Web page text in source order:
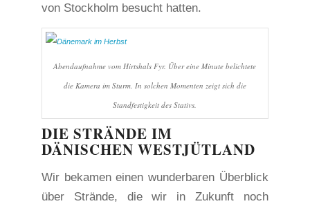
von Stockholm besucht hatten.
Abendaufnahme vom Hirtshals Fyr. Über eine Minute belichtete
die Kamera im Sturm. In solchen Momenten zeigt sich die
Standfestigkeit des Stativs.
DIE STRÄNDE IM
DÄNISCHEN WESTJÜTLAND
Wir bekamen einen wunderbaren Überblick
über Strände, die wir in Zukunft noch